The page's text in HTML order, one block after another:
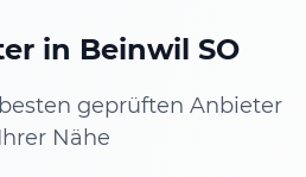
in Beinwil SO
geprüften Anbieter
Nähe